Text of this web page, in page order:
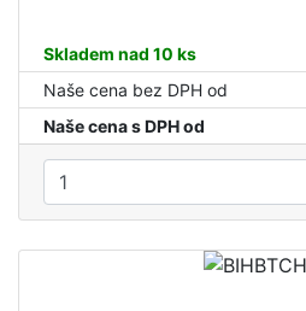
Skladem nad 10 ks
Naše cena bez DPH od
Naše cena s DPH od